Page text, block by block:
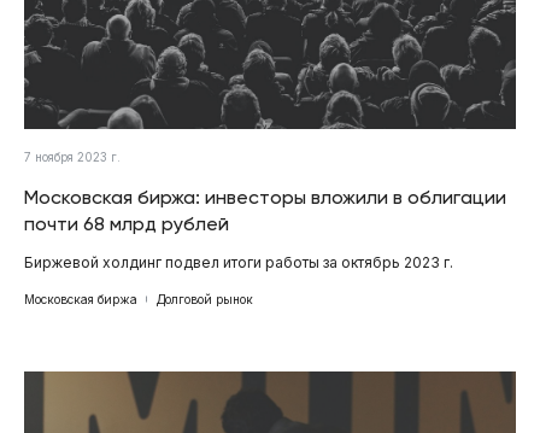
7 ноября 2023 г.
Московская биржа: инвесторы вложили в облигации
почти 68 млрд рублей
Биржевой холдинг подвел итоги работы за октябрь 2023 г.
Московская биржа Долговой рынок